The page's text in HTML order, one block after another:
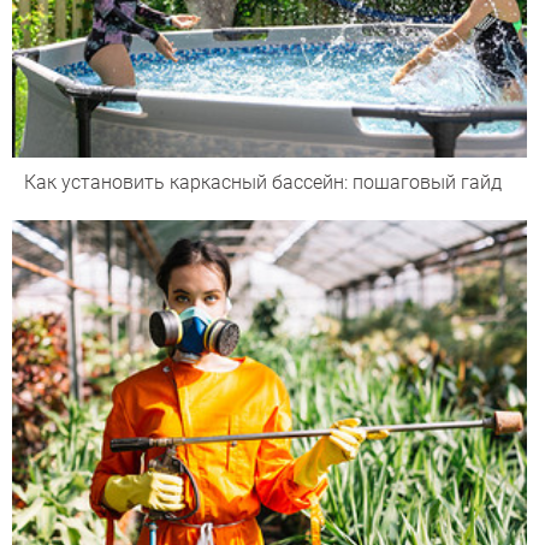
Как установить каркасный бассейн: пошаговый гайд